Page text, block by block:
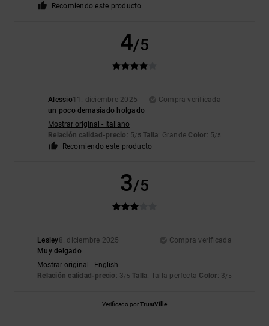
Recomiendo este producto
4/5
Alessio11. diciembre 2025
Compra verificada
un poco demasiado holgado
Mostrar original - Italiano
Relación calidad-precio : 5/5 Talla: Grande Color: 5/5
Recomiendo este producto
3/5
Lesley8. diciembre 2025
Compra verificada
Muy delgado
Mostrar original - English
Relación calidad-precio : 3/5 Talla: Talla perfecta Color: 3/5
Verificado porTrustVille